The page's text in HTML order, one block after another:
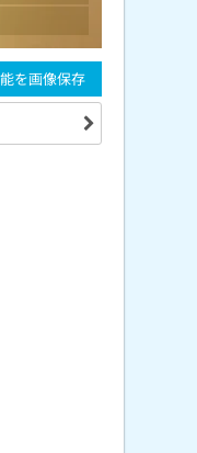
を画像保存